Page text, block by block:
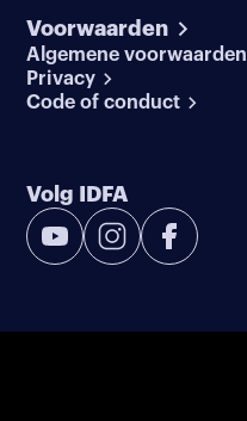
Voorwaarden
Algemene voorwaarden
Privacy
Code of conduct
Volg IDFA